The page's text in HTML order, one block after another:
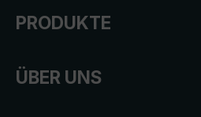
PRODUKTE
ÜBER UNS